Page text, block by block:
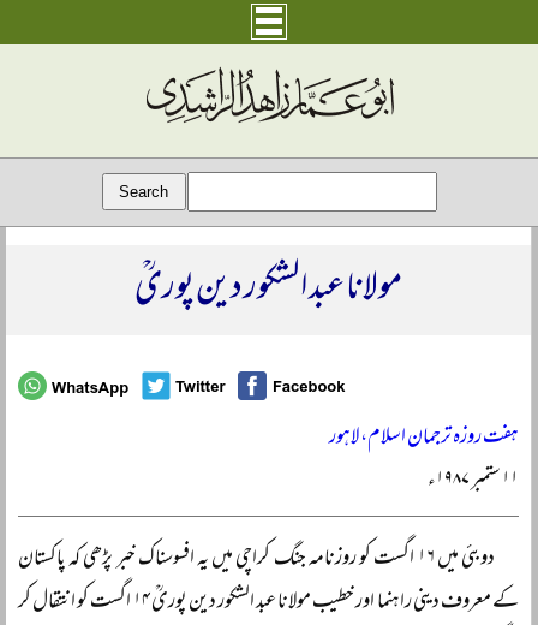
مولانا عبد الشکور دین پوریؒ
ہفت روزہ ترجمان اسلام، لاہور
۱۱ ستمبر ۱۹۸۷ء
دوبئی میں ۱۶ اگست کو روزنامہ جنگ کراچی میں یہ افسوسناک خبر پڑھی کہ پاکستان
کے معروف دینی راہنما اور خطیب مولانا عبد الشکور دین پوریؒ ۱۴ اگست کو انتقال کر